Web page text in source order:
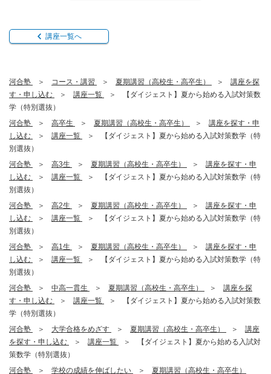
講座一覧へ
河合塾 コース・講習 夏期講習（高校生・高卒生）
講座を探
す・申し込む
講座一覧
【ダイジェスト】夏から始める入試対策数
学（特別選抜）
河合塾
高卒生 夏期講習（高校生・高卒生）
講座を探す・申
し込む
講座一覧
【ダイジェスト】夏から始める入試対策数学（特
別選抜）
河合塾
高3生 夏期講習（高校生・高卒生）
講座を探す・申
し込む
講座一覧
【ダイジェスト】夏から始める入試対策数学（特
別選抜）
河合塾
高2生 夏期講習（高校生・高卒生）
講座を探す・申
し込む
講座一覧
【ダイジェスト】夏から始める入試対策数学（特
別選抜）
河合塾
高1生 夏期講習（高校生・高卒生）
講座を探す・申
し込む
講座一覧
【ダイジェスト】夏から始める入試対策数学（特
別選抜）
河合塾
中高一貫生 夏期講習（高校生・高卒生）
講座を探
す・申し込む
講座一覧
【ダイジェスト】夏から始める入試対策数
学（特別選抜）
河合塾
大学合格をめざす 夏期講習（高校生・高卒生）
講座
を探す・申し込む
講座一覧
【ダイジェスト】夏から始める入試対
策数学（特別選抜）
河合塾
学校の成績を伸ばしたい
夏期講習（高校生・高卒生）